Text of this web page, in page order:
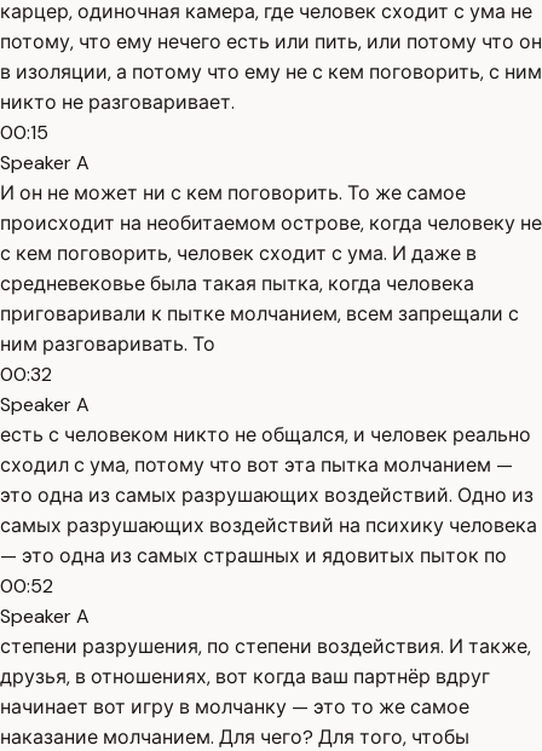
карцер, одиночная камера, где человек сходит с ума не
потому, что ему нечего есть или пить, или потому что он
в изоляции, а потому что ему не с кем поговорить, с ним
никто не разговаривает.
00:15
Speaker A
И он не может ни с кем поговорить. То же самое
происходит на необитаемом острове, когда человеку не
с кем поговорить, человек сходит с ума. И даже в
средневековье была такая пытка, когда человека
приговаривали к пытке молчанием, всем запрещали с
ним разговаривать. То
00:32
Speaker A
есть с человеком никто не общался, и человек реально
сходил с ума, потому что вот эта пытка молчанием —
это одна из самых разрушающих воздействий. Одно из
самых разрушающих воздействий на психику человека
— это одна из самых страшных и ядовитых пыток по
00:52
Speaker A
степени разрушения, по степени воздействия. И также,
друзья, в отношениях, вот когда ваш партнёр вдруг
начинает вот игру в молчанку — это то же самое
наказание молчанием. Для чего? Для того, чтобы